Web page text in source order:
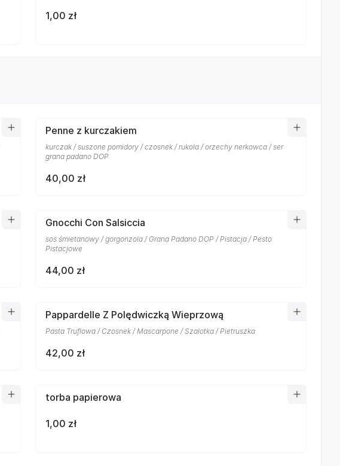
1,00 zł
Penne z kurczakiem
kurczak / suszone pomidory / czosnek / rukola / orzechy nerkowca / ser
grana padano DOP
40,00 zł
Gnocchi Con Salsiccia
sos śmietanowy / gorgonzola / Grana Padano DOP / Pistacja / Pesto
Pistacjowe
44,00 zł
Pappardelle Z Polędwiczką Wieprzową
Pasta Truflowa / Czosnek / Mascarpone / Szalotka / Pietruszka
42,00 zł
torba papierowa
1,00 zł